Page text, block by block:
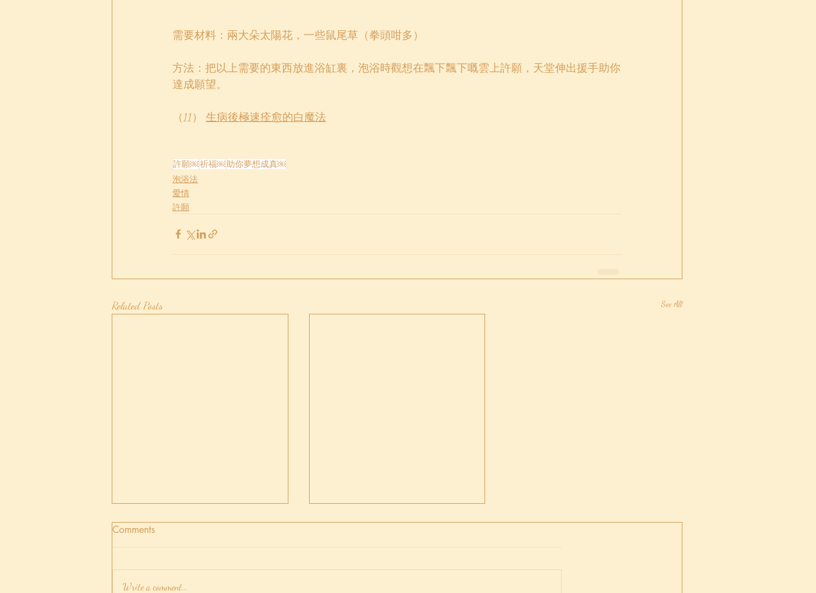
需要材料：兩大朵太陽花，一些鼠尾草（拳頭咁多）
方法：把以上需要的東西放進浴缸裏，泡浴時觀想在飄下飄下嘅雲上許願，天堂伸出援手助你
達成願望。
（11） 生病後極速痊愈的白魔法
許願￼祈福￼助你夢想成真￼
泡浴法
愛情
許願
Related Posts See All
Comments
Write a comment...